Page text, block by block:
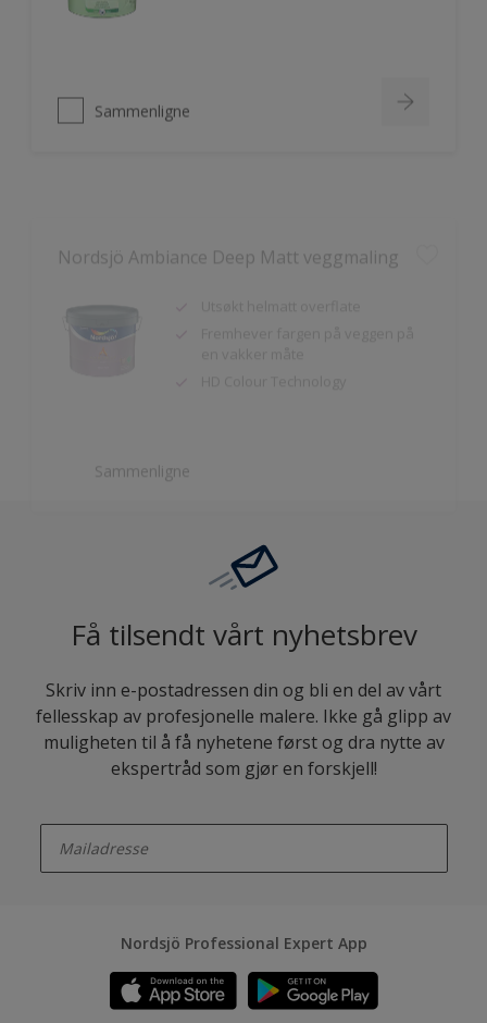
Fremhever fargen på veggen på
Få tilsendt vårt nyhetsbrev
Skriv inn e-postadressen din og bli en del av vårt
fellesskap av profesjonelle malere. Ikke gå glipp av
muligheten til å få nyhetene først og dra nytte av
ekspertråd som gjør en forskjell!
Nordsjö Professional Expert App